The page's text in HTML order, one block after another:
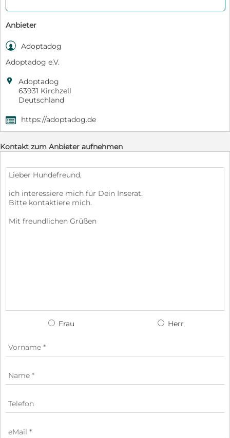
Anbieter
 Adoptadog
Adoptadog e.V.

Adoptadog
63931 Kirchzell
Deutschland
, https://adoptadog.de
Kontakt zum Anbieter aufnehmen
Frau Herr